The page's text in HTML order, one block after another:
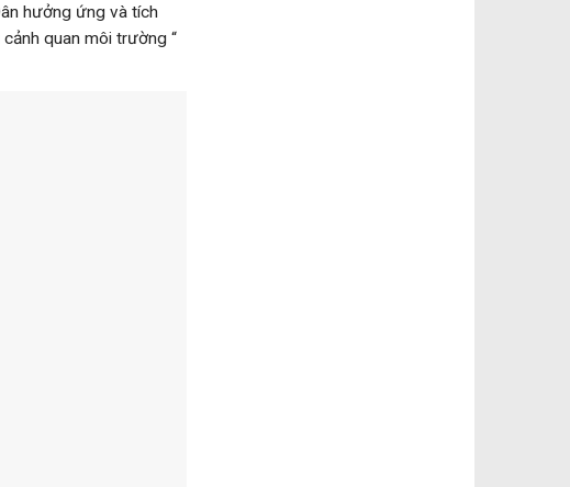
hưởng ứng và tích
quan môi trường “